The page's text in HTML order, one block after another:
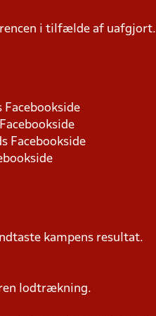
i tilfælde af uafgjort.
Facebookside
kampens resultat.
ren lodtrækning.